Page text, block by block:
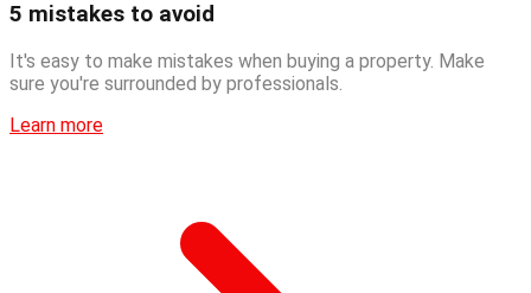
5 mistakes to avoid
It's easy to make mistakes when buying a property. Make
sure you're surrounded by professionals.
Learn more